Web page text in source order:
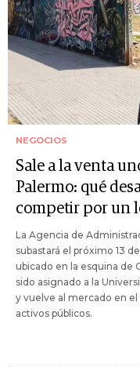
NEGOCIOS
Sale a la venta
Palermo: qué
competir por un
La Agencia de
subastará el próximo 13
ubicado en la esquina de
sido asignado a la
y vuelve al mercado en
activos públicos.